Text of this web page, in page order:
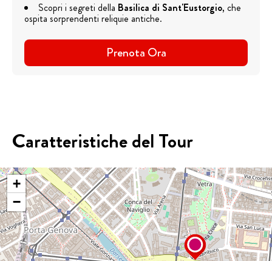
Scopri i segreti della Basilica di Sant'Eustorgio, che
ospita sorprendenti reliquie antiche.
Prenota Ora
Caratteristiche del Tour
+
−